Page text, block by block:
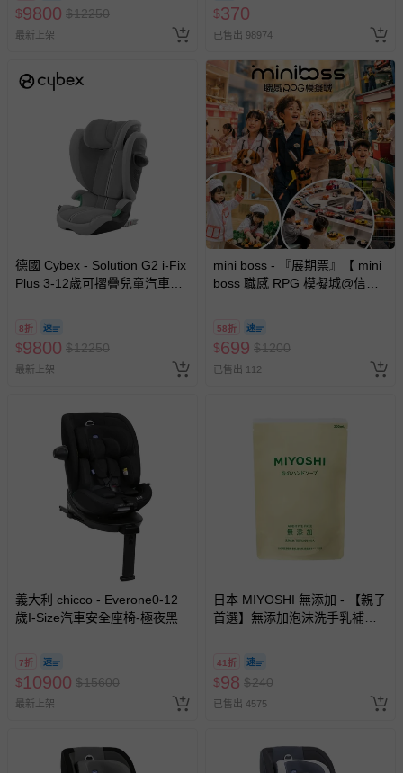
$9800 $12250
最新上架
$370
已售出 98974
德國 Cybex - Solution G2 i-Fix
Plus 3-12歲可摺疊兒童汽車安
8折
$9800 $12250
最新上架
mini boss - 『展期票』【 mini
boss 職感 RPG 模擬城@信義
換，依現場梯次安排入場，逾
期作廢) (兒童票(2歲以上)贈一
名陪伴成人)
58折
$699 $1200
已售出 112
義大利 chicco - Everone0-12
歲I-Size汽車安全座椅-極夜黑
7折
$10900 $15600
最新上架
日本 MIYOSHI 無添加 - 【親子
首選】無添加泡沫洗手乳補充
41折
$98 $240
已售出 4575